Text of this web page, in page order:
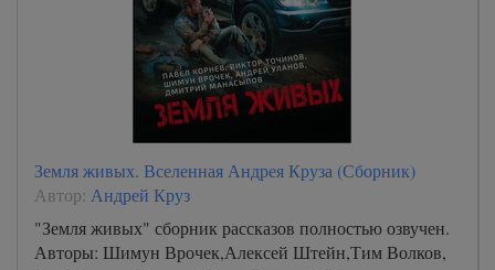
Земля живых. Вселенная Андрея Круза (Сборник)
Автор: Андрей Круз
"Земля живых" сборник рассказов полностью озвучен.
Авторы: Шимун Врочек,Алексей Штейн,Тим Волков,